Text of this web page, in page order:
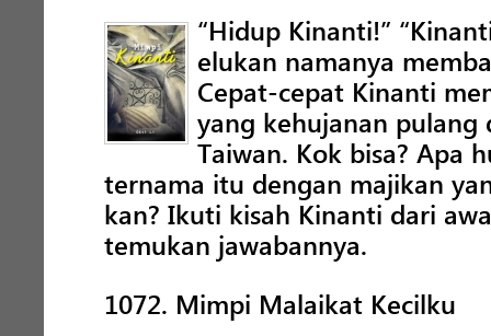
“Hidup Kinanti!”
elukan namanya
Cepat-cepat Kinanti
yang kehujanan pulang
Taiwan. Kok bisa? Apa
ternama itu dengan majikan
kan? Ikuti kisah Kinanti dari
temukan jawabannya.
1072. Mimpi Malaikat Kecilku